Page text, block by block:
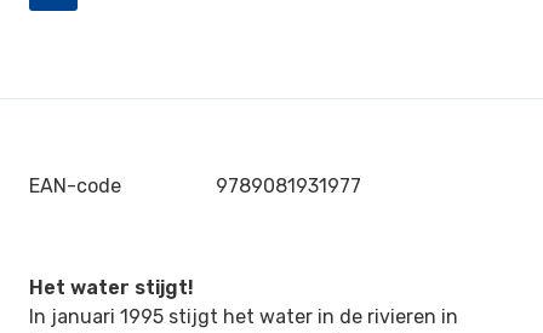
EAN-code 9789081931977
Het water stijgt!
In januari 1995 stijgt het water in de rivieren in